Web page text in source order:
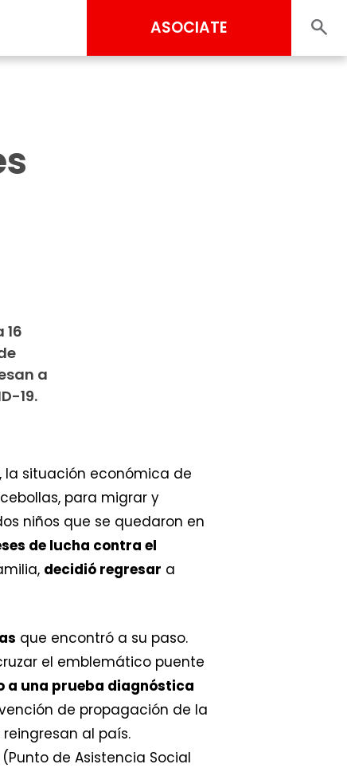
ASOCIATE
a
19.
la situación económica de
para migrar y
niños que se quedaron en
de lucha contra el
decidió regresar a
que encontró a su paso.
el emblemático puente
a una prueba diagnóstica
de propagación de la
al país.
(Punto de Asistencia Social